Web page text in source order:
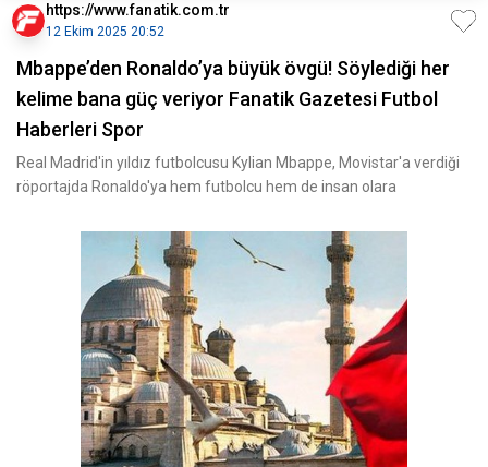
https://www.fanatik.com.tr
12 Ekim 2025 20:52
Mbappe’den Ronaldo’ya büyük övgü! Söylediği her
kelime bana güç veriyor Fanatik Gazetesi Futbol
Haberleri Spor
Real Madrid'in yıldız futbolcusu Kylian Mbappe, Movistar'a verdiği
röportajda Ronaldo'ya hem futbolcu hem de insan olara